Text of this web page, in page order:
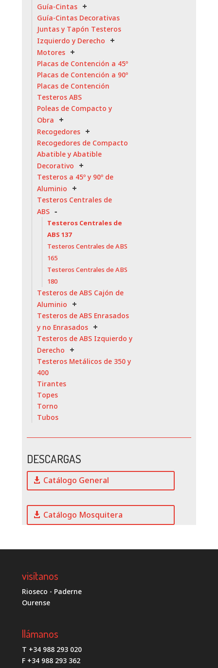
Guía-Cintas
Guía-Cintas Decorativas
Juntas y Tapón Testeros
Izquierdo y Derecho
Motores
Placas de Contención a 45º
Placas de Contención a 90º
Placas de Contención
Testeros ABS
Poleas de Compacto y
Obra
Recogedores
Recogedores de Compacto
Abatible y Abatible
Decorativo
Testeros a 45º y 90º de
Aluminio
Testeros Centrales de
ABS
Testeros Centrales de
ABS 137
Testeros Centrales de ABS
165
Testeros Centrales de ABS
180
Testeros de ABS Cajón de
Aluminio
Testeros de ABS Enrasados
y no Enrasados
Testeros de ABS Izquierdo y
Derecho
Testeros Metálicos de 350 y
400
Tirantes
Topes
Torno
Tubos
DESCARGAS
Catálogo General
Catálogo Mosquitera
visítanos
Rioseco - Paderne
Ourense
llámanos
T +34 988 293 020
F +34 988 293 362